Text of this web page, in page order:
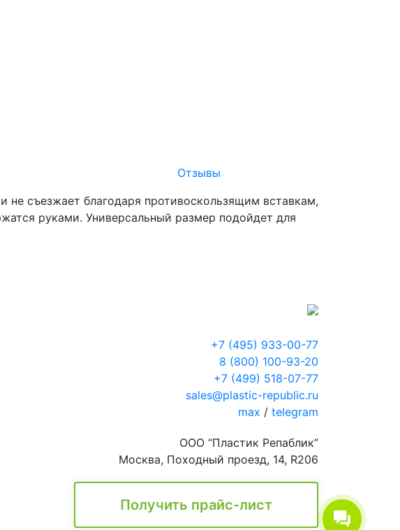
Отзывы
не съезжает благодаря противоскользящим вставкам,
руками. Универсальный размер подойдет для
+7 (495) 933-00-77
8 (800) 100-93-20
+7 (499) 518-07-77
sales@plastic-republic.ru
max / telegram
ООО “Пластик Репаблик”
Москва, Походный проезд, 14, R206
Получить прайс-лист